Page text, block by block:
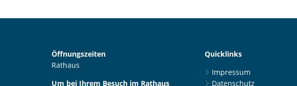
Öffnungszeiten
Rathaus
Um bei Ihrem Besuch im Rathaus
Quicklinks
Impressum
Datenschutz